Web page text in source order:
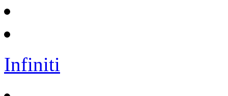
Infiniti